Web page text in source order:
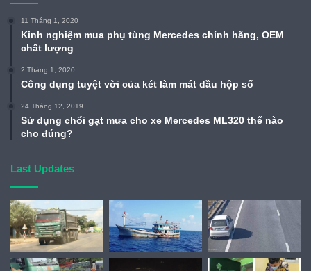
11 Tháng 1, 2020
Kinh nghiệm mua phụ tùng Mercedes chính hãng, OEM
chất lượng
2 Tháng 1, 2020
Công dụng tuyệt vời của két làm mát dầu hộp số
24 Tháng 12, 2019
Sử dụng chổi gạt mưa cho xe Mercedes ML320 thế nào
cho đúng?
Last Updates